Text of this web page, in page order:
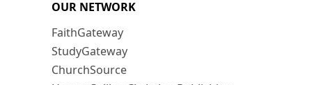
OUR NETWORK
FaithGateway
StudyGateway
ChurchSource